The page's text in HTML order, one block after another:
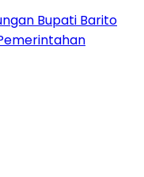
Bupati Barito